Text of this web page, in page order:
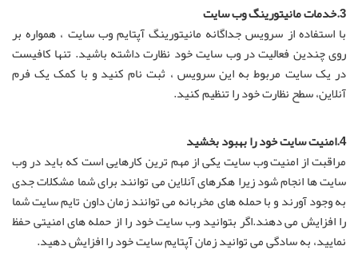
3.خدمات مانیتورینگ وب سایت
با استفاده از سرویس جداگانه مانیتورینگ آپتایم وب سایت ، همواره بر
روی چندین فعالیت در وب سایت خود نظارت داشته باشید. تنها کافیست
در یک سایت مربوط به این سرویس ، ثبت نام کنید و با کمک یک فرم
آنلاین، سطح نظارت خود را تنظیم کنید.
4.امنیت سایت خود را بهبود بخشید
مراقبت از امنیت وب سایت یکی از مهم ترین کارهایی است که باید در وب
سایت ها انجام شود زیرا هکرهای آنلاین می توانند برای شما مشکلات جدی
به وجود آورند و با حمله های مخربانه می توانند زمان داون تایم سایت شما
را افزایش می دهند.اگر بتوانید وب سایت خود را از حمله های امنیتی حفظ
نمایید، به سادگی می توانید زمان آپتایم سایت خود را افزایش دهید.